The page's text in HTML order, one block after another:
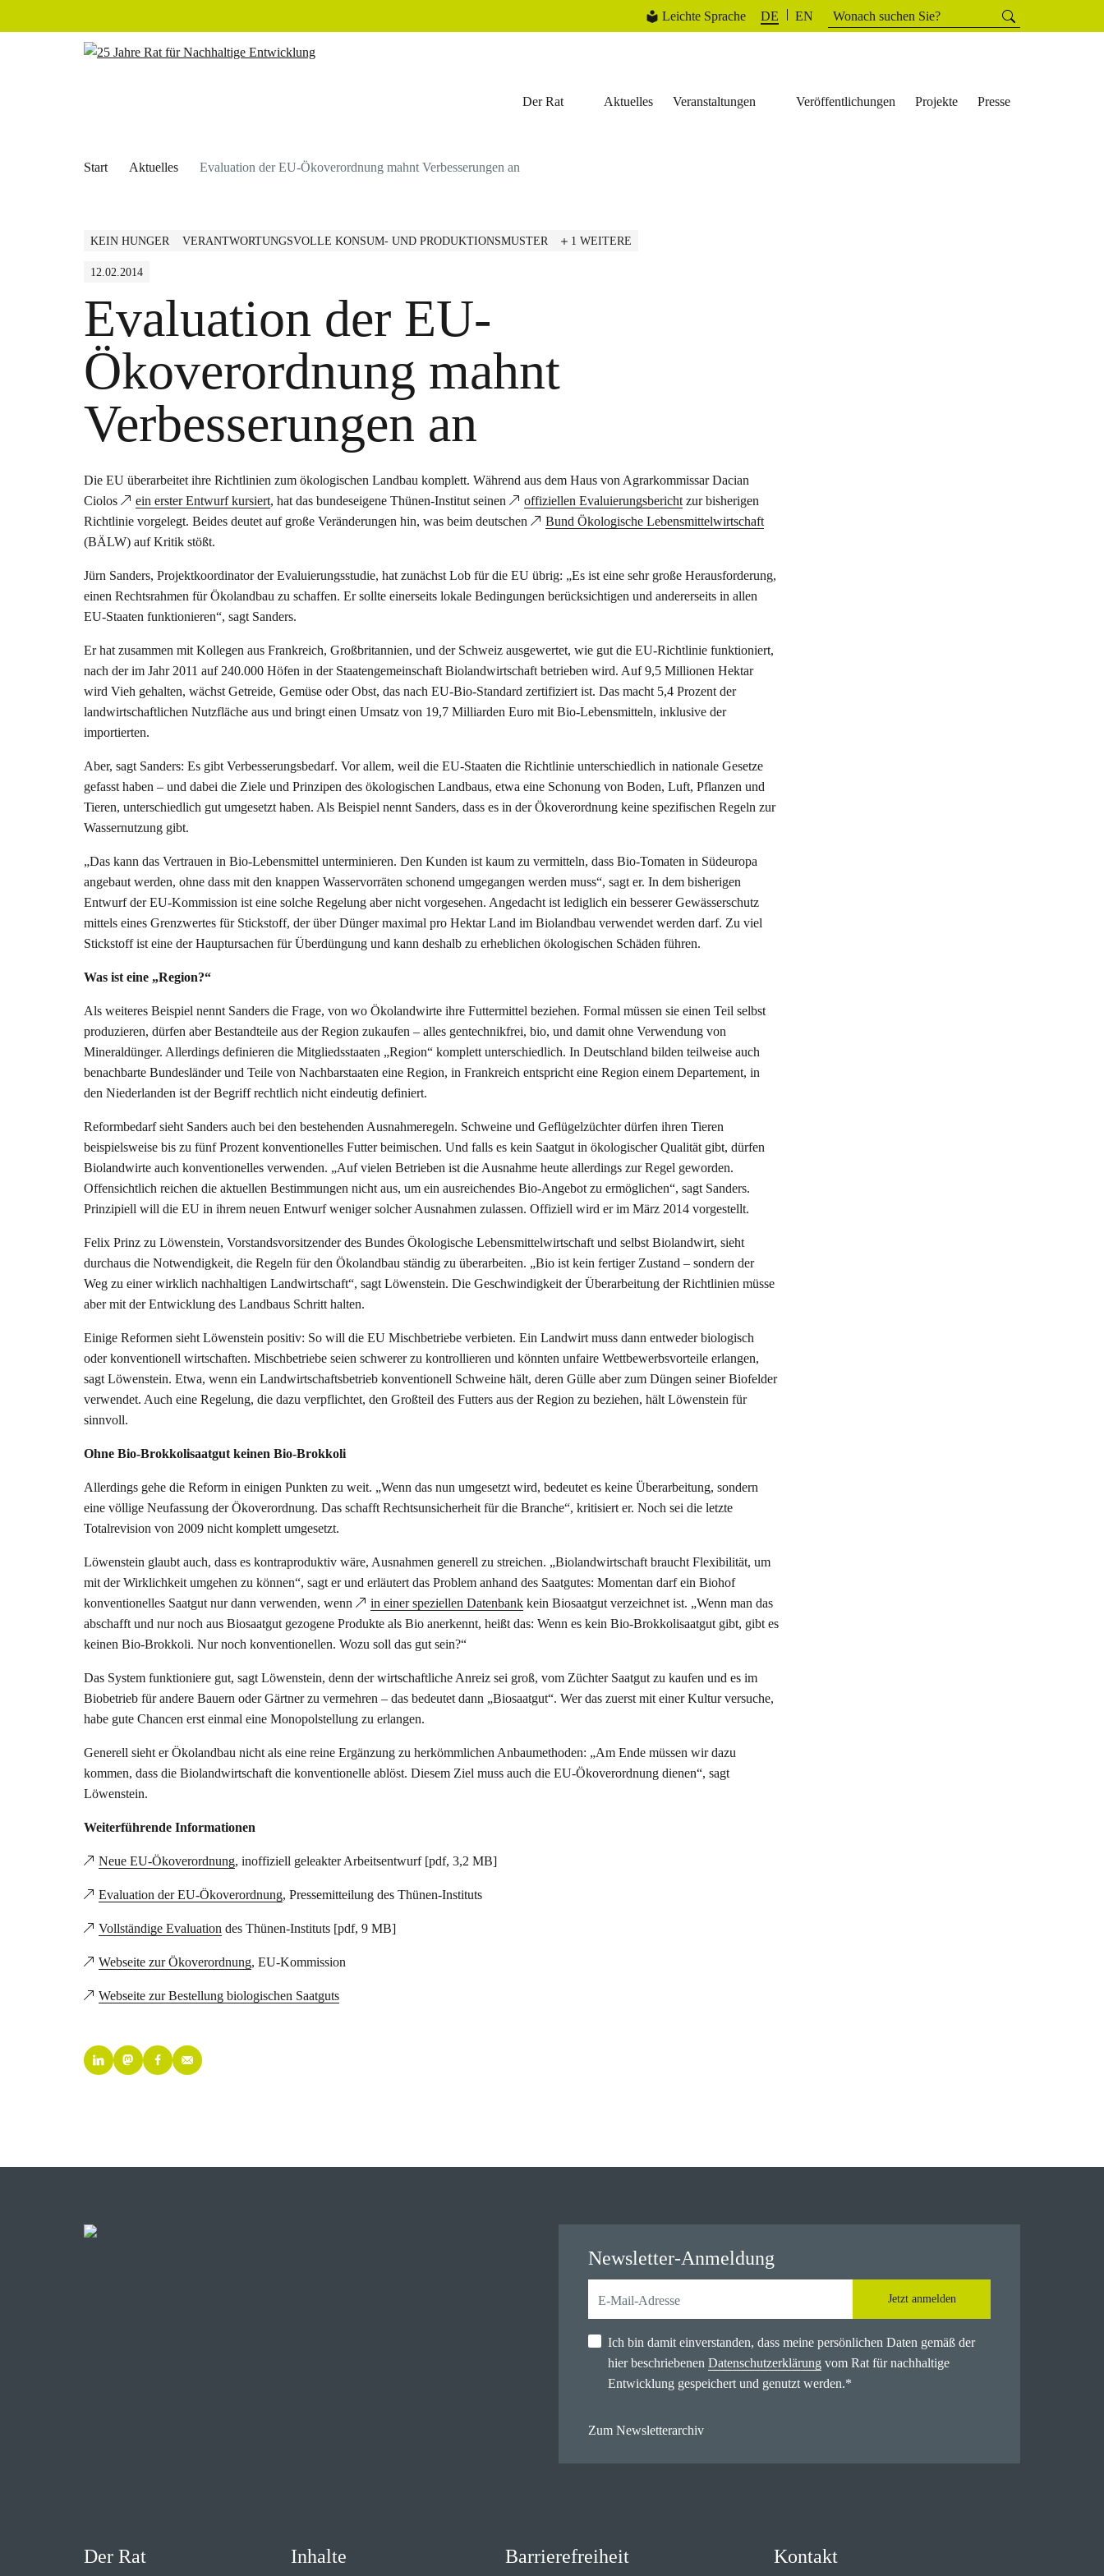
Suchen
nach:
Suchen
DE EN
Leichte Sprache
Der Rat Aktuelles Veranstaltungen Veröffentlichungen Projekte Presse
Start Aktuelles Evaluation der EU-Ökoverordnung mahnt Verbesserungen an
KEIN HUNGER VERANTWORTUNGSVOLLE KONSUM- UND PRODUKTIONSMUSTER 1 WEITERE
12.02.2014
Evaluation der EU-
Ökoverordnung mahnt
Verbesserungen an
Die EU überarbeitet ihre Richtlinien zum ökologischen Landbau komplett. Während aus dem Haus von Agrarkommissar Dacian
Ciolos
ein erster Entwurf kursiert, hat das bundeseigene Thünen-Institut seinen offiziellen Evaluierungsbericht zur bisherigen
Richtlinie vorgelegt. Beides deutet auf große Veränderungen hin, was beim deutschen
Bund Ökologische Lebensmittelwirtschaft
(BÄLW) auf Kritik stößt.
Jürn Sanders, Projektkoordinator der Evaluierungsstudie, hat zunächst Lob für die EU übrig: „Es ist eine sehr große Herausforderung,
einen Rechtsrahmen für Ökolandbau zu schaffen. Er sollte einerseits lokale Bedingungen berücksichtigen und andererseits in allen
EU-Staaten funktionieren“, sagt Sanders.
Er hat zusammen mit Kollegen aus Frankreich, Großbritannien, und der Schweiz ausgewertet, wie gut die EU-Richtlinie funktioniert,
nach der im Jahr 2011 auf 240.000 Höfen in der Staatengemeinschaft Biolandwirtschaft betrieben wird. Auf 9,5 Millionen Hektar
wird Vieh gehalten, wächst Getreide, Gemüse oder Obst, das nach EU-Bio-Standard zertifiziert ist. Das macht 5,4 Prozent der
landwirtschaftlichen Nutzfläche aus und bringt einen Umsatz von 19,7 Milliarden Euro mit Bio-Lebensmitteln, inklusive der
importierten.
Aber, sagt Sanders: Es gibt Verbesserungsbedarf. Vor allem, weil die EU-Staaten die Richtlinie unterschiedlich in nationale Gesetze
gefasst haben – und dabei die Ziele und Prinzipen des ökologischen Landbaus, etwa eine Schonung von Boden, Luft, Pflanzen und
Tieren, unterschiedlich gut umgesetzt haben. Als Beispiel nennt Sanders, dass es in der Ökoverordnung keine spezifischen Regeln zur
Wassernutzung gibt.
„Das kann das Vertrauen in Bio-Lebensmittel unterminieren. Den Kunden ist kaum zu vermitteln, dass Bio-Tomaten in Südeuropa
angebaut werden, ohne dass mit den knappen Wasservorräten schonend umgegangen werden muss“, sagt er. In dem bisherigen
Entwurf der EU-Kommission ist eine solche Regelung aber nicht vorgesehen. Angedacht ist lediglich ein besserer Gewässerschutz
mittels eines Grenzwertes für Stickstoff, der über Dünger maximal pro Hektar Land im Biolandbau verwendet werden darf. Zu viel
Stickstoff ist eine der Hauptursachen für Überdüngung und kann deshalb zu erheblichen ökologischen Schäden führen.
Was ist eine „Region?“
Als weiteres Beispiel nennt Sanders die Frage, von wo Ökolandwirte ihre Futtermittel beziehen. Formal müssen sie einen Teil selbst
produzieren, dürfen aber Bestandteile aus der Region zukaufen – alles gentechnikfrei, bio, und damit ohne Verwendung von
Mineraldünger. Allerdings definieren die Mitgliedsstaaten „Region“ komplett unterschiedlich. In Deutschland bilden teilweise auch
benachbarte Bundesländer und Teile von Nachbarstaaten eine Region, in Frankreich entspricht eine Region einem Departement, in
den Niederlanden ist der Begriff rechtlich nicht eindeutig definiert.
Reformbedarf sieht Sanders auch bei den bestehenden Ausnahmeregeln. Schweine und Geflügelzüchter dürfen ihren Tieren
beispielsweise bis zu fünf Prozent konventionelles Futter beimischen. Und falls es kein Saatgut in ökologischer Qualität gibt, dürfen
Biolandwirte auch konventionelles verwenden. „Auf vielen Betrieben ist die Ausnahme heute allerdings zur Regel geworden.
Offensichtlich reichen die aktuellen Bestimmungen nicht aus, um ein ausreichendes Bio-Angebot zu ermöglichen“, sagt Sanders.
Prinzipiell will die EU in ihrem neuen Entwurf weniger solcher Ausnahmen zulassen. Offiziell wird er im März 2014 vorgestellt.
Felix Prinz zu Löwenstein, Vorstandsvorsitzender des Bundes Ökologische Lebensmittelwirtschaft und selbst Biolandwirt, sieht
durchaus die Notwendigkeit, die Regeln für den Ökolandbau ständig zu überarbeiten. „Bio ist kein fertiger Zustand – sondern der
Weg zu einer wirklich nachhaltigen Landwirtschaft“, sagt Löwenstein. Die Geschwindigkeit der Überarbeitung der Richtlinien müsse
aber mit der Entwicklung des Landbaus Schritt halten.
Einige Reformen sieht Löwenstein positiv: So will die EU Mischbetriebe verbieten. Ein Landwirt muss dann entweder biologisch
oder konventionell wirtschaften. Mischbetriebe seien schwerer zu kontrollieren und könnten unfaire Wettbewerbsvorteile erlangen,
sagt Löwenstein. Etwa, wenn ein Landwirtschaftsbetrieb konventionell Schweine hält, deren Gülle aber zum Düngen seiner Biofelder
verwendet. Auch eine Regelung, die dazu verpflichtet, den Großteil des Futters aus der Region zu beziehen, hält Löwenstein für
sinnvoll.
Ohne Bio-Brokkolisaatgut keinen Bio-Brokkoli
Allerdings gehe die Reform in einigen Punkten zu weit. „Wenn das nun umgesetzt wird, bedeutet es keine Überarbeitung, sondern
eine völlige Neufassung der Ökoverordnung. Das schafft Rechtsunsicherheit für die Branche“, kritisiert er. Noch sei die letzte
Totalrevision von 2009 nicht komplett umgesetzt.
Löwenstein glaubt auch, dass es kontraproduktiv wäre, Ausnahmen generell zu streichen. „Biolandwirtschaft braucht Flexibilität, um
mit der Wirklichkeit umgehen zu können“, sagt er und erläutert das Problem anhand des Saatgutes: Momentan darf ein Biohof
konventionelles Saatgut nur dann verwenden, wenn
in einer speziellen Datenbank kein Biosaatgut verzeichnet ist. „Wenn man das
abschafft und nur noch aus Biosaatgut gezogene Produkte als Bio anerkennt, heißt das: Wenn es kein Bio-Brokkolisaatgut gibt, gibt es
keinen Bio-Brokkoli. Nur noch konventionellen. Wozu soll das gut sein?“
Das System funktioniere gut, sagt Löwenstein, denn der wirtschaftliche Anreiz sei groß, vom Züchter Saatgut zu kaufen und es im
Biobetrieb für andere Bauern oder Gärtner zu vermehren – das bedeutet dann „Biosaatgut“. Wer das zuerst mit einer Kultur versuche,
habe gute Chancen erst einmal eine Monopolstellung zu erlangen.
Generell sieht er Ökolandbau nicht als eine reine Ergänzung zu herkömmlichen Anbaumethoden: „Am Ende müssen wir dazu
kommen, dass die Biolandwirtschaft die konventionelle ablöst. Diesem Ziel muss auch die EU-Ökoverordnung dienen“, sagt
Löwenstein.
Weiterführende Informationen
Neue EU-Ökoverordnung, inoffiziell geleakter Arbeitsentwurf [pdf, 3,2 MB]
Evaluation der EU-Ökoverordnung, Pressemitteilung des Thünen-Instituts
Vollständige Evaluation des Thünen-Instituts [pdf, 9 MB]
Webseite zur Ökoverordnung, EU-Kommission
Webseite zur Bestellung biologischen Saatguts
Newsletter-Anmeldung
Jetzt anmelden
Ich bin damit einverstanden, dass meine persönlichen Daten gemäß der
hier beschriebenen Datenschutzerklärung vom Rat für nachhaltige
Entwicklung gespeichert und genutzt werden.*
Zum Newsletterarchiv
Der Rat Inhalte Barrierefreiheit Kontakt